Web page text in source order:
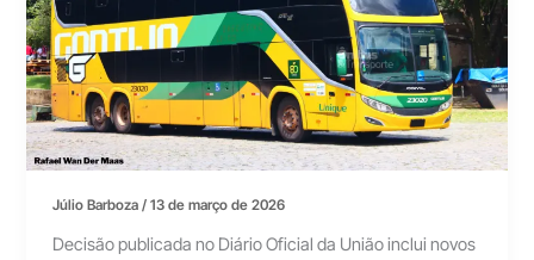
Júlio Barboza/13 de março de 2026
Decisão publicada no Diário Oficial da União inclui novos